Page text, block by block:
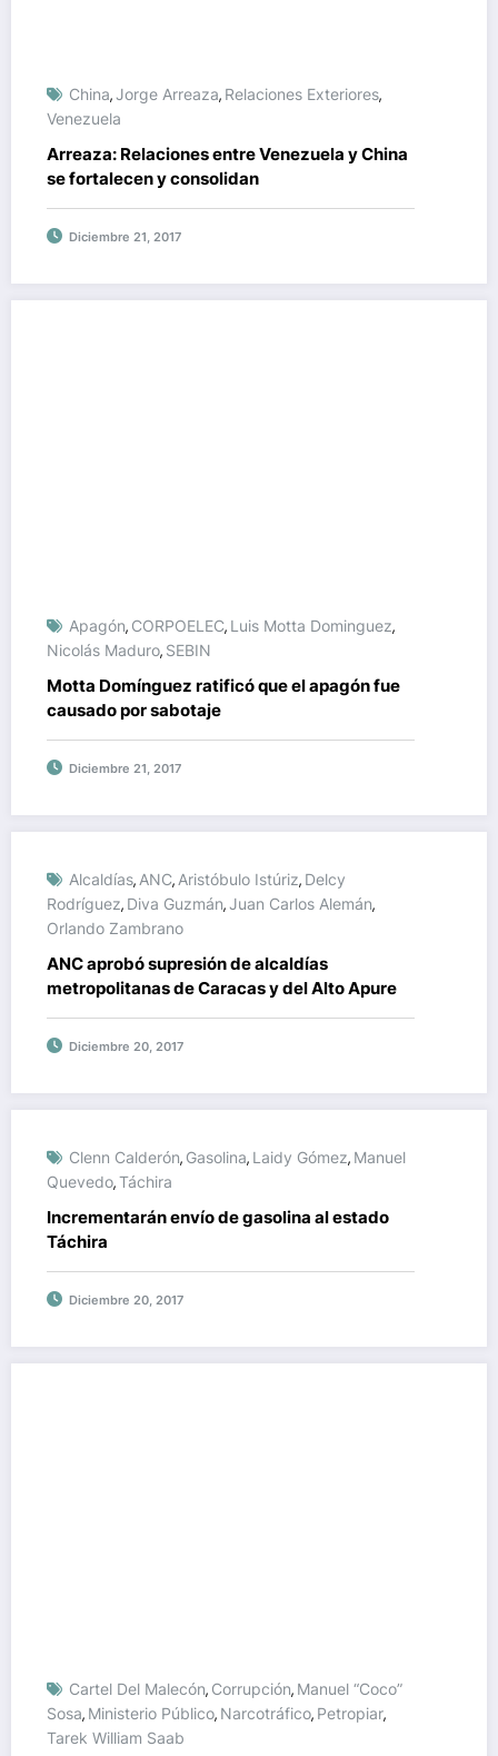
China,Jorge Arreaza, Relaciones Exteriores,
Venezuela
Arreaza: Relaciones entre Venezuela y China
se fortalecen y consolidan
Diciembre 21, 2017
Apagón, CORPOELEC, Luis Motta Dominguez,
Nicolás Maduro, SEBIN
Motta Domínguez ratificó que el apagón fue
causado por sabotaje
Diciembre 21, 2017
Alcaldías, ANC, Aristóbulo Istúriz, Delcy
Rodríguez, Diva Guzmán,Juan Carlos Alemán,
Orlando Zambrano
ANC aprobó supresión de alcaldías
metropolitanas de Caracas y del Alto Apure
Diciembre 20, 2017
Clenn Calderón, Gasolina, Laidy Gómez, Manuel
Quevedo,Táchira
Incrementarán envío de gasolina al estado
Táchira
Diciembre 20, 2017
Cartel Del Malecón, Corrupción, Manuel “Coco”
Sosa, Ministerio Público, Narcotráfico, Petropiar,
Tarek William Saab